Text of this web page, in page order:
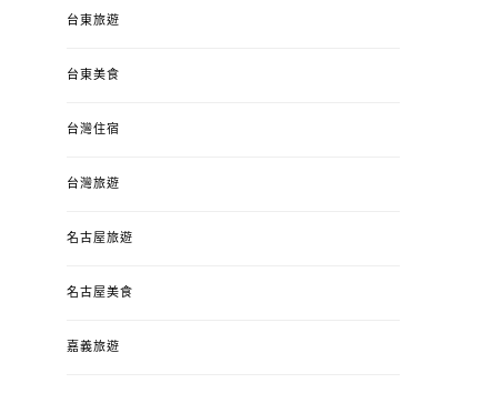
台東旅遊
台東美食
台灣住宿
台灣旅遊
名古屋旅遊
名古屋美食
嘉義旅遊